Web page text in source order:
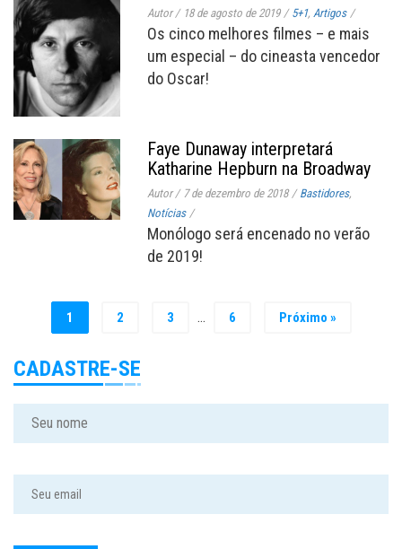
Autor/ 18 de agosto de 2019 / 5+1, Artigos /
Os cinco melhores filmes – e mais
um especial – do cineasta vencedor
do Oscar!
Faye Dunaway interpretará
Katharine Hepburn na Broadway
Autor/ 7 de dezembro de 2018 / Bastidores,
Notícias /
Monólogo será encenado no verão
de 2019!
1 2 3 … 6 Próximo »
CADASTRE-SE